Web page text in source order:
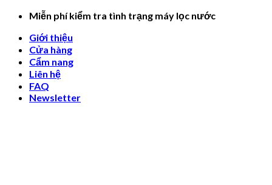
Skip
content
Miễn phí kiểm tra tình trạng máy lọc nước
Giới thiệu
Cửa hàng
Cẩm nang
Liên hệ
FAQ
Newsletter